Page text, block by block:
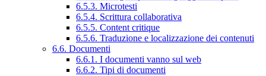
6.5.3. Microtesti
6.5.4. Scrittura collaborativa
6.5.5. Content critique
6.5.6. Traduzione e localizzazione dei contenuti
6.6. Documenti
6.6.1. I documenti vanno sul web
6.6.2. Tipi di documenti